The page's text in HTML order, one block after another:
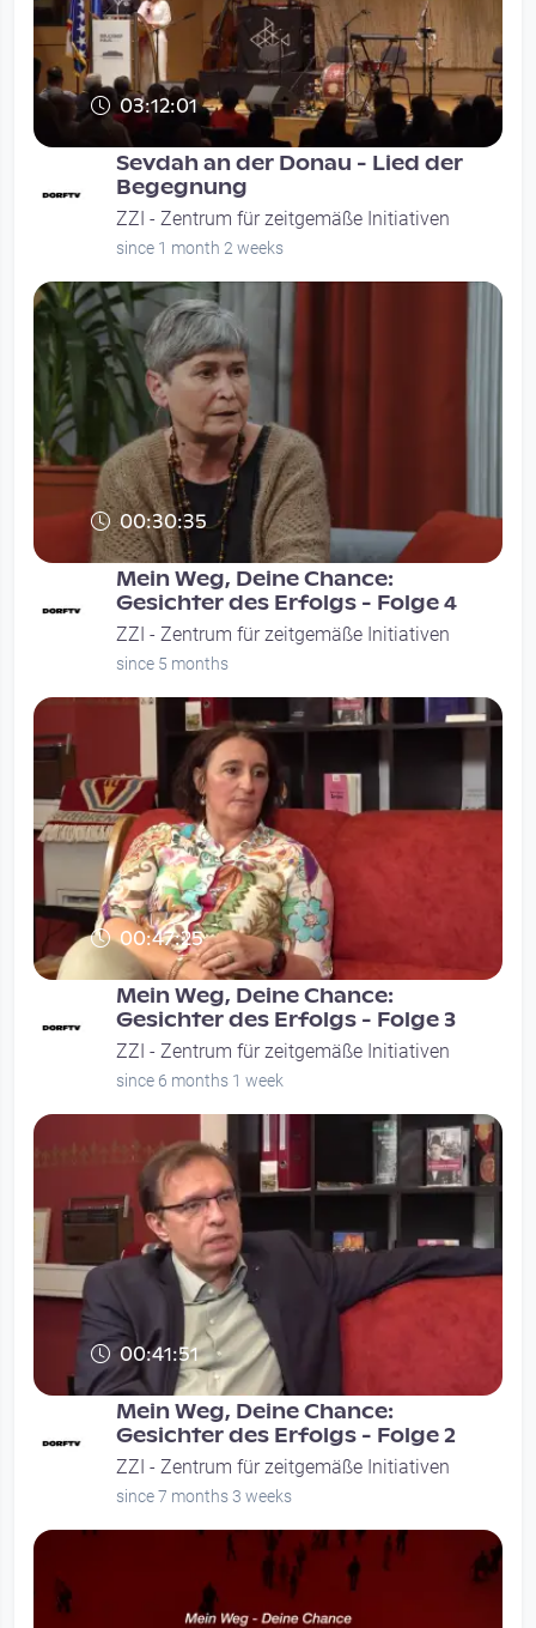
03:12:01
Sevdah an der Donau - Lied der
Begegnung
ZZI - Zentrum für zeitgemäße Initiativen
since 1 month 2 weeks
00:30:35
Mein Weg, Deine Chance:
Gesichter des Erfolgs - Folge 4
ZZI - Zentrum für zeitgemäße Initiativen
since 5 months
00:47:25
Mein Weg, Deine Chance:
Gesichter des Erfolgs - Folge 3
ZZI - Zentrum für zeitgemäße Initiativen
since 6 months 1 week
00:41:51
Mein Weg, Deine Chance:
Gesichter des Erfolgs - Folge 2
ZZI - Zentrum für zeitgemäße Initiativen
since 7 months 3 weeks